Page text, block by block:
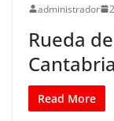
administrador
Rueda
Read More